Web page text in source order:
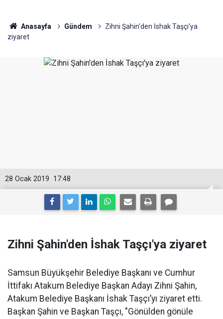
Anasayfa Gündem
Zihni Şahin'den İshak Taşçı'ya
ziyaret
17:48
28 Ocak 2019
Zihni Şahin'den İshak Taşçı'ya ziyaret
Samsun Büyükşehir Belediye Başkanı ve Cumhur
İttifakı Atakum Belediye Başkan Adayı Zihni Şahin,
Atakum Belediye Başkanı İshak Taşçı’yı ziyaret etti.
Başkan Şahin ve Başkan Taşçı, "Gönülden gönüle